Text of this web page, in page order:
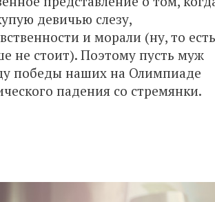
девичью слезу,
и морали (ну, то есть
не стоит). Поэтому пусть муж
победы наших на Олимпиаде
падения со стремянки.